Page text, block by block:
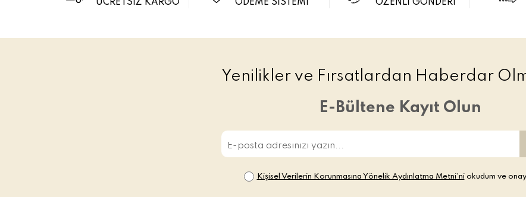
ÜCRETSİZ KARGO
ÖDEME SİSTEMİ
ÖZENLİ GÖNDERİ
Yenilikler ve Fırsatlardan Haberdar
E-Bültene Kayıt Olun
Kişisel Verilerin Korunmasına Yönelik Aydınlatma Metni’niokudum ve